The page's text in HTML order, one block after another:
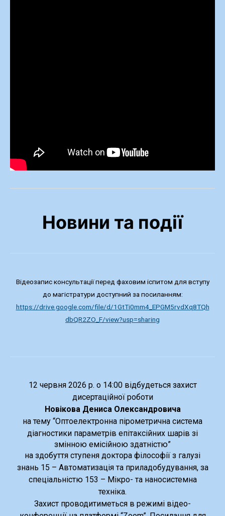
Новини та події
Відеозапис консультації перед фаховим іспитом для вступу
до магістратури доступний за посиланням:
https://drive.google.com/file/d/1GtTi0mm4_EPGM5rvdXq8TQh
dbQR2ZO_F/view?usp=sharing
12 червня 2026 р. о 14:00 відбудеться захист
дисертаційної роботи
Новікова Дениса Олександровича
на тему “Оптоелектронна пірометрична система
діагностики параметрів епітаксійних шарів зі
змінною емісійною здатністю”
на здобуття ступеня доктора філософії з галузі
знань 15 – Автоматизація та приладобудування, за
спеціальністю 153 – Мікро- та наносистемна
техніка.
Захист проводитиметься в режимі відео-